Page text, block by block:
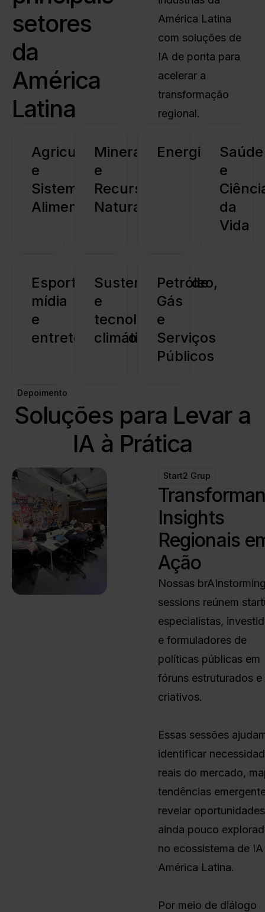
setores
da
América
Latina
América Latina
com soluções de
IA de ponta para
acelerar a
transformação
regional.
Agricultura
e
Sistemas
Alimentares
Mineração
e
Recursos
Naturais
Energia
Saúde
e
da
Vida
Esportes,
mídia
e
entretenimento
Sustentabilidade
e
tecnologia
climática
Petróleo,
Gás
e
Serviços
Públicos
Depoimento
Soluções para Levar a
IA à Prática
Start2 Grup
Insights
Regionais
Ação
Nossas
sessions reúnem
especialistas,
e formuladores de
políticas públicas em
fóruns estruturados e
criativos.
Essas sessões
identificar
reais do mercado,
tendências
revelar oportunidades
ainda pouco
no ecossistema de
América Latina.
Por meio de diálogo